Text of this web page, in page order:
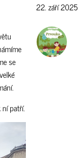
se
patří.
22. září 2025